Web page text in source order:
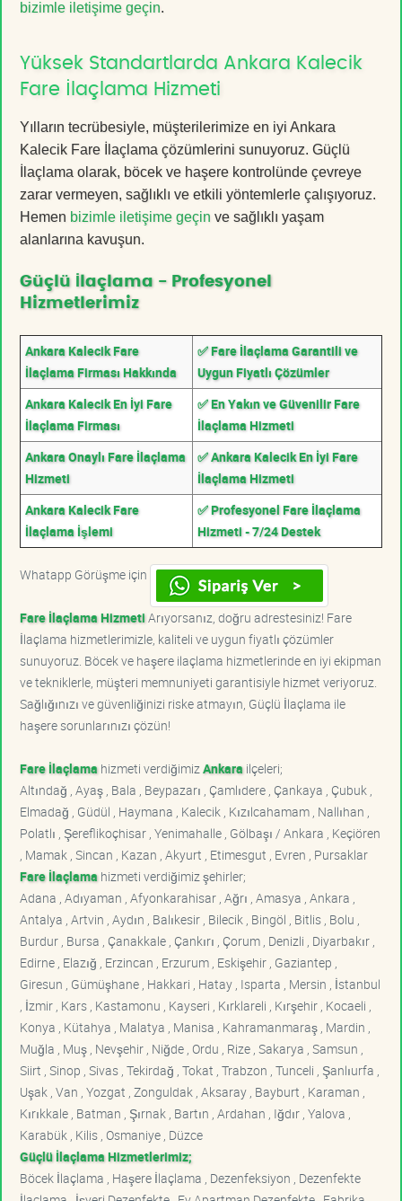
bizimle iletişime geçin.
Yüksek Standartlarda Ankara Kalecik
Fare İlaçlama Hizmeti
Yılların tecrübesiyle, müşterilerimize en iyi Ankara
Kalecik Fare İlaçlama çözümlerini sunuyoruz. Güçlü
İlaçlama olarak, böcek ve haşere kontrolünde çevreye
zarar vermeyen, sağlıklı ve etkili yöntemlerle çalışıyoruz.
Hemen bizimle iletişime geçin ve sağlıklı yaşam
alanlarına kavuşun.
Güçlü İlaçlama - Profesyonel
Hizmetlerimiz
Ankara Kalecik Fare
İlaçlama Firması Hakkında
✅ Fare İlaçlama Garantili ve
Uygun Fiyatlı Çözümler
Ankara Kalecik En İyi Fare
İlaçlama Firması
✅ En Yakın ve Güvenilir Fare
İlaçlama Hizmeti
Ankara Onaylı Fare İlaçlama
Hizmeti
✅ Ankara Kalecik En İyi Fare
İlaçlama Hizmeti
Ankara Kalecik Fare
İlaçlama İşlemi
✅ Profesyonel Fare İlaçlama
Hizmeti - 7/24 Destek
Whatapp Görüşme için
Fare İlaçlama HizmetiArıyorsanız, doğru adrestesiniz! Fare
İlaçlama hizmetlerimizle, kaliteli ve uygun fiyatlı çözümler
sunuyoruz. Böcek ve haşere ilaçlama hizmetlerinde en iyi ekipman
ve tekniklerle, müşteri memnuniyeti garantisiyle hizmet veriyoruz.
Sağlığınızı ve güvenliğinizi riske atmayın, Güçlü İlaçlama ile
haşere sorunlarınızı çözün!
Fare İlaçlama hizmeti verdiğimiz Ankara ilçeleri;
Altındağ , Ayaş , Bala , Beypazarı , Çamlıdere , Çankaya , Çubuk ,
Elmadağ , Güdül , Haymana , Kalecik , Kızılcahamam , Nallıhan ,
Polatlı , Şereflikoçhisar , Yenimahalle , Gölbaşı / Ankara , Keçiören
, Mamak , Sincan , Kazan , Akyurt , Etimesgut , Evren , Pursaklar
Fare İlaçlama hizmeti verdiğimiz şehirler;
Adana , Adıyaman , Afyonkarahisar , Ağrı , Amasya , Ankara ,
Antalya , Artvin , Aydın , Balıkesir , Bilecik , Bingöl , Bitlis , Bolu ,
Burdur , Bursa , Çanakkale , Çankırı , Çorum , Denizli , Diyarbakır ,
Edirne , Elazığ , Erzincan , Erzurum , Eskişehir , Gaziantep ,
Giresun , Gümüşhane , Hakkari , Hatay , Isparta , Mersin , İstanbul
, İzmir , Kars , Kastamonu , Kayseri , Kırklareli , Kırşehir , Kocaeli ,
Konya , Kütahya , Malatya , Manisa , Kahramanmaraş , Mardin ,
Muğla , Muş , Nevşehir , Niğde , Ordu , Rize , Sakarya , Samsun ,
Siirt , Sinop , Sivas , Tekirdağ , Tokat , Trabzon , Tunceli , Şanlıurfa ,
Uşak , Van , Yozgat , Zonguldak , Aksaray , Bayburt , Karaman ,
Kırıkkale , Batman , Şırnak , Bartın , Ardahan , Iğdır , Yalova ,
Karabük , Kilis , Osmaniye , Düzce
Güçlü İlaçlama Hizmetlerimiz;
Böcek İlaçlama , Haşere İlaçlama , Dezenfeksiyon , Dezenfekte